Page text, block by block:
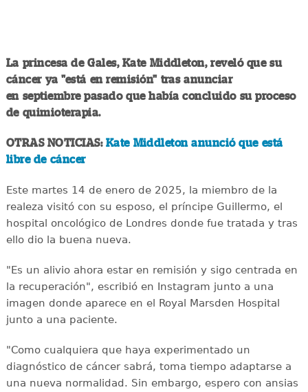
La princesa de Gales, Kate Middleton, reveló que su
cáncer ya "está en remisión" tras anunciar
en septiembre pasado que había concluido su proceso
de quimioterapia.
OTRAS NOTICIAS: Kate Middleton anunció que está
libre de cáncer
Este martes 14 de enero de 2025, la miembro de la
realeza visitó con su esposo, el príncipe Guillermo, el
hospital oncológico de Londres donde fue tratada y tras
ello dio la buena nueva.
"Es un alivio ahora estar en remisión y sigo centrada en
la recuperación", escribió en Instagram junto a una
imagen donde aparece en el Royal Marsden Hospital
junto a una paciente.
"Como cualquiera que haya experimentado un
diagnóstico de cáncer sabrá, toma tiempo adaptarse a
una nueva normalidad. Sin embargo, espero con ansias